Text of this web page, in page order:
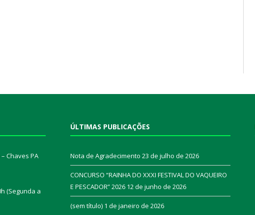
Chaves PA
(Segunda a
ÚLTIMAS PUBLICAÇÕES
Nota de Agradecimento 23 de julho de 2026
CONCURSO “RAINHA DO XXXI FESTIVAL DO VAQUEIRO
E PESCADOR” 2026 12 de junho de 2026
(sem título) 1 de janeiro de 2026